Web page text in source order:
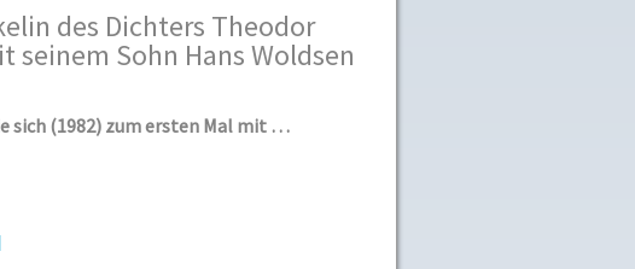
des Dichters Theodor
Sohn Hans Woldsen
sich (1982) zum ersten Mal mit …